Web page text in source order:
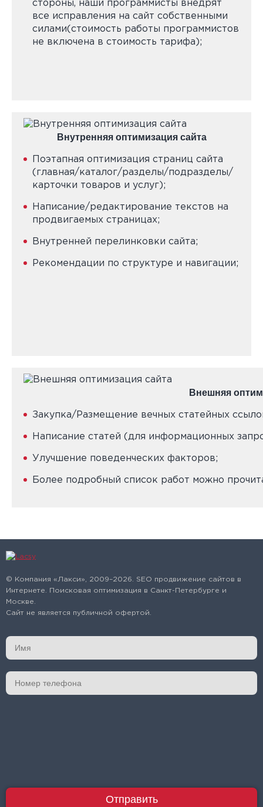
стороны, наши программисты внедрят
все исправления на сайт собственными
силами(стоимость работы программистов
не включена в стоимость тарифа);
Внутренняя оптимизация сайта
Поэтапная оптимизация страниц сайта
(главная/каталог/разделы/подразделы/
карточки товаров и услуг);
Написание/редактирование текстов на
продвигаемых страницах;
Внутренней перелинковки сайта;
Рекомендации по структуре и навигации;
Внешняя
Закупка/Размещение вечных статейных
Написание статей (для информационных
Улучшение поведенческих факторов;
Более подробный список работ можно
© Компания «Лакси», 2009–2026. SEO продвижение сайтов в
Интернете. Поисковая оптимизация в Санкт-Петербурге и
Москве.
Сайт не является публичной офертой.
Отправить